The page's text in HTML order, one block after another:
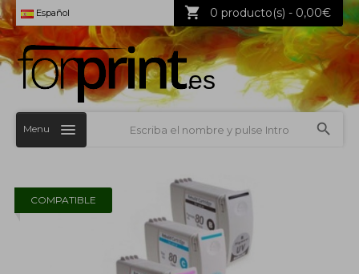
Español 0 producto(s) - 0,00€
Menu
COMPATIBLE